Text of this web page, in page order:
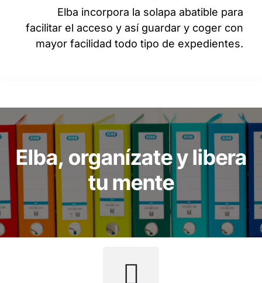
Elba incorpora la solapa abatible para
facilitar el acceso y así guardar y coger con
mayor facilidad todo tipo de expedientes.
Elba, organízate y libera
tu mente